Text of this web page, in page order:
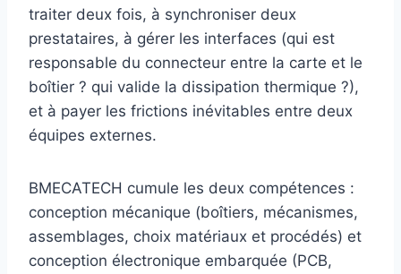
traiter deux fois, à synchroniser deux
prestataires, à gérer les interfaces (qui est
responsable du connecteur entre la carte et le
boîtier ? qui valide la dissipation thermique ?),
et à payer les frictions inévitables entre deux
équipes externes.
BMECATECH cumule les deux compétences :
conception mécanique (boîtiers, mécanismes,
assemblages, choix matériaux et procédés) et
conception électronique embarquée (PCB,